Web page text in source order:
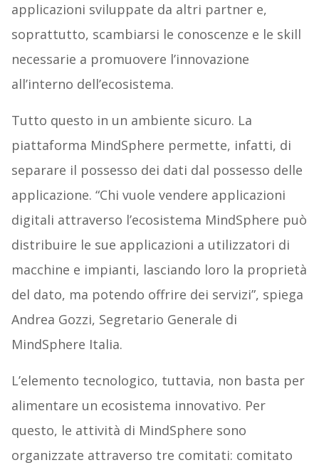
applicazioni sviluppate da altri partner e,
soprattutto, scambiarsi le conoscenze e le skill
necessarie a promuovere l’innovazione
all’interno dell’ecosistema.
Tutto questo in un ambiente sicuro. La
piattaforma MindSphere permette, infatti, di
separare il possesso dei dati dal possesso delle
applicazione. “Chi vuole vendere applicazioni
digitali attraverso l’ecosistema MindSphere può
distribuire le sue applicazioni a utilizzatori di
macchine e impianti, lasciando loro la proprietà
del dato, ma potendo offrire dei servizi”, spiega
Andrea Gozzi, Segretario Generale di
MindSphere Italia.
L’elemento tecnologico, tuttavia, non basta per
alimentare un ecosistema innovativo. Per
questo, le attività di MindSphere sono
organizzate attraverso tre comitati: comitato